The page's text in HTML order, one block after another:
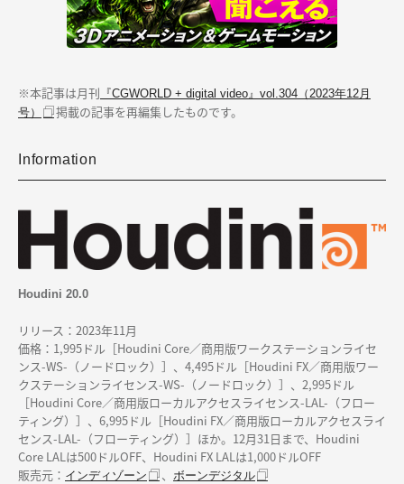
※本記事は月刊 『CGWORLD + digital video』vol.304（2023年12月
号）
掲載の記事を再編集したものです。
Information
Houdini 20.0
リリース：2023年11月
価格：1,995ドル［Houdini Core／商用版ワークステーションライセ
ンス-WS-（ノードロック）］、4,495ドル［Houdini FX／商用版ワー
クステーションライセンス-WS-（ノードロック）］、2,995ドル
［Houdini Core／商用版ローカルアクセスライセンス-LAL-（フロー
ティング）］、6,995ドル［Houdini FX／商用版ローカルアクセスライ
センス-LAL-（フローティング）］ほか。12月31日まで、Houdini
Core LALは500ドルOFF、Houdini FX LALは1,000ドルOFF
販売元： インディゾーン 、
ボーンデジタル